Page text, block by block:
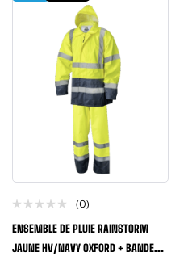
(0)
ENSEMBLE DE PLUIE RAINSTORM
JAUNE HV/NAVY OXFORD + BANDES